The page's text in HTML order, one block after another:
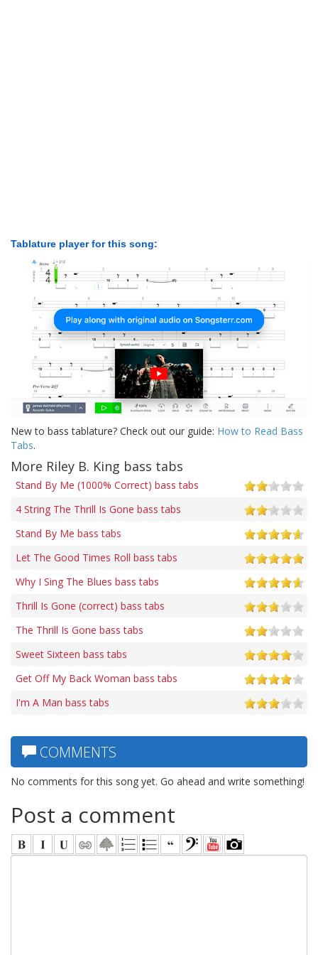
Tablature player for this song:
New to bass tablature? Check out our guide: How to Read Bass
Tabs.
More Riley B. King bass tabs
Stand By Me (1000% Correct) bass tabs
4 String The Thrill Is Gone bass tabs
Stand By Me bass tabs
Let The Good Times Roll bass tabs
Why I Sing The Blues bass tabs
Thrill Is Gone (correct) bass tabs
The Thrill Is Gone bass tabs
Sweet Sixteen bass tabs
Get Off My Back Woman bass tabs
I'm A Man bass tabs
COMMENTS
No comments for this song yet. Go ahead and write something!
Post a comment